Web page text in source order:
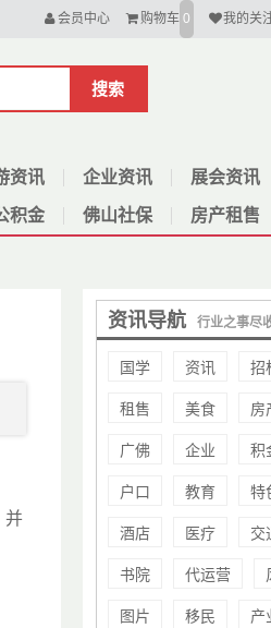
会员中心 购物车 0 我的关
搜索
资讯 企业资讯 展会资讯
积金 佛山社保 房产租售
资讯导航 行业之事尽
国学 资讯 招
租售 美食 房
广佛 企业 积
户口 教育 特
酒店 医疗 交
书院 代运营
图片 移民 产
并